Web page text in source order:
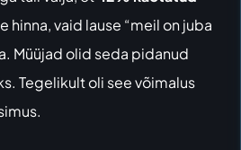
hinna, vaid lause “meil on juba
Müüjad olid seda pidanud
Tegelikult oli see võimalus